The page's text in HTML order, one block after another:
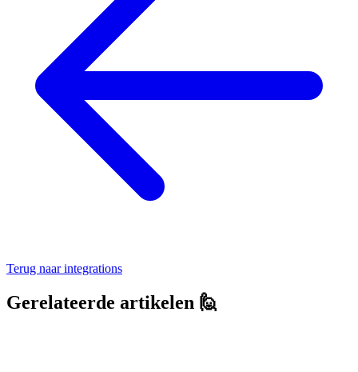
Terug naarintegrations
Gerelateerde artikelen 🙋